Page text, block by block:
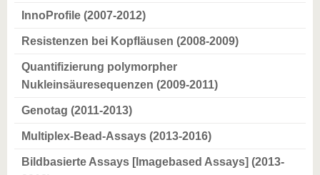
InnoProfile (2007-2012)
Resistenzen bei Kopfläusen (2008-2009)
Quantifizierung polymorpher
Nukleinsäuresequenzen (2009-2011)
Genotag (2011-2013)
Multiplex-Bead-Assays (2013-2016)
Bildbasierte Assays [Imagebased Assays] (2013-